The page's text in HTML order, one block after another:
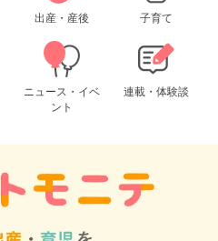
出産・産後 子育て
ニュース・イベ
ント
連載・体験談